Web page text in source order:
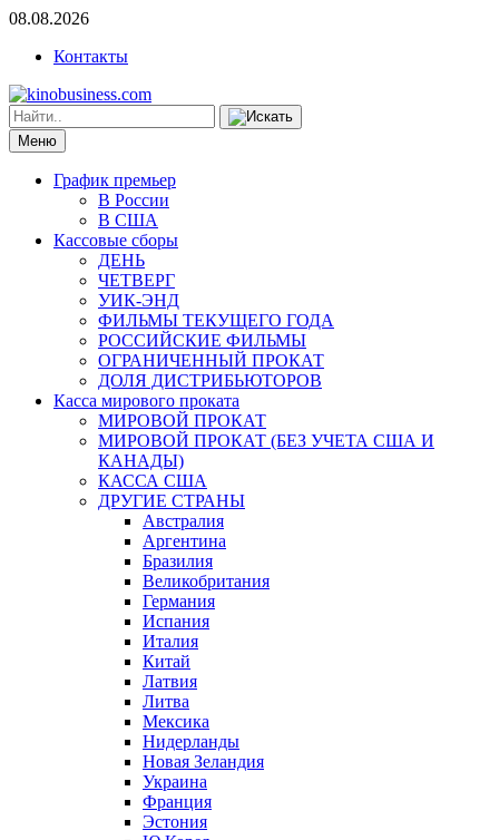
08.08.2026
Контакты
Меню
График премьер
В России
В США
Кассовые сборы
ДЕНЬ
ЧЕТВЕРГ
УИК-ЭНД
ФИЛЬМЫ ТЕКУЩЕГО ГОДА
РОССИЙСКИЕ ФИЛЬМЫ
ОГРАНИЧЕННЫЙ ПРОКАТ
ДОЛЯ ДИСТРИБЬЮТОРОВ
Касса мирового проката
МИРОВОЙ ПРОКАТ
МИРОВОЙ ПРОКАТ (БЕЗ УЧЕТА США И
КАНАДЫ)
КАССА США
ДРУГИЕ СТРАНЫ
Австралия
Аргентина
Бразилия
Великобритания
Германия
Испания
Италия
Китай
Латвия
Литва
Мексика
Нидерланды
Новая Зеландия
Украина
Франция
Эстония